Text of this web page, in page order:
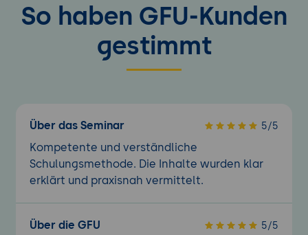
So haben GFU-Kunden
gestimmt
Über das Seminar 5/5
Kompetente und verständliche
Schulungsmethode. Die Inhalte wurden klar
erklärt und praxisnah vermittelt.
Über die GFU 5/5